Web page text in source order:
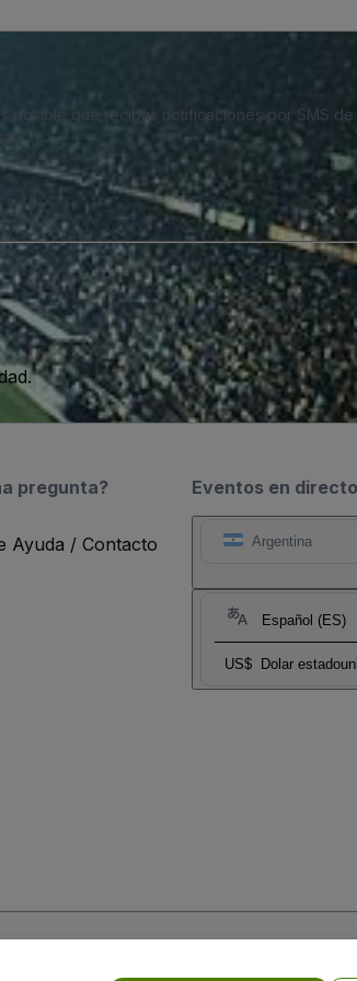
Es posible que recibas notificaciones por SMS
Eventos en
Argentina
Español (ES)
US$ Dolar
pregunta?
Ayuda / Contacto